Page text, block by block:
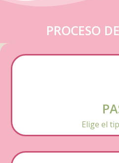
PROCESO
Elige el